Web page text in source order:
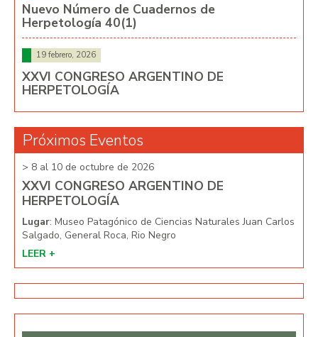
Nuevo Número de Cuadernos de
Herpetología 40(1)
19 febrero, 2026
XXVI CONGRESO ARGENTINO DE
HERPETOLOGÍA
Próximos Eventos
> 8 al 10 de octubre de 2026
XXVI CONGRESO ARGENTINO DE
HERPETOLOGÍA
Lugar: Museo Patagónico de Ciencias Naturales Juan Carlos
Salgado, General Roca, Rio Negro
LEER +